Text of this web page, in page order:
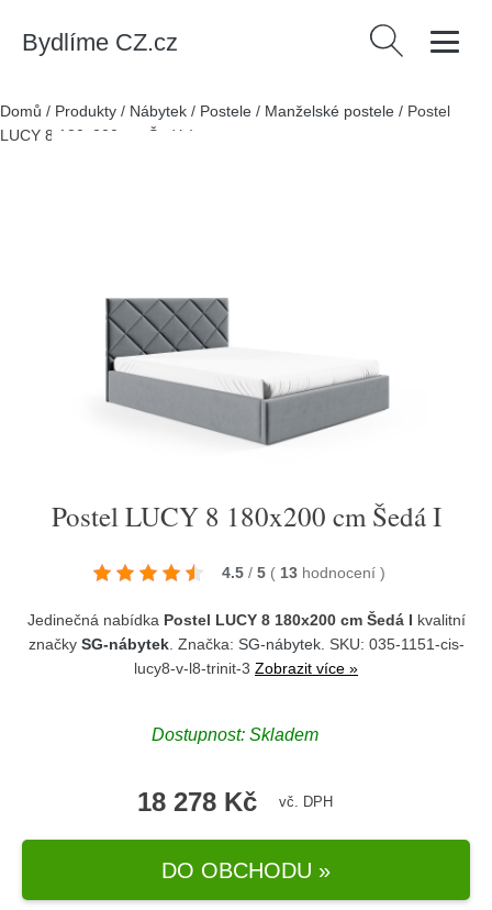
Bydlíme CZ.cz Vyhledávání
Domů / Produkty / Nábytek / Postele / Manželské postele / Postel
LUCY 8 180x200 cm Šedá I
Postel LUCY 8 180x200 cm Šedá I
4.5 / 5 ( 13 hodnocení )
Jedinečná nabídka Postel LUCY 8 180x200 cm Šedá I kvalitní
značky SG-nábytek. Značka: SG-nábytek. SKU: 035-1151-cis-
lucy8-v-l8-trinit-3 Zobrazit více »
Dostupnost: Skladem
18 278 Kč vč. DPH
DO OBCHODU »